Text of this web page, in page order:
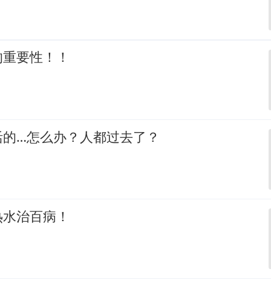
要性！！
…怎么办？人都过去了？
治百病！